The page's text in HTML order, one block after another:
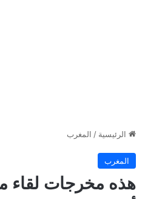
الرئيسية / المغرب
المغرب
هذه مخرجات لقاء